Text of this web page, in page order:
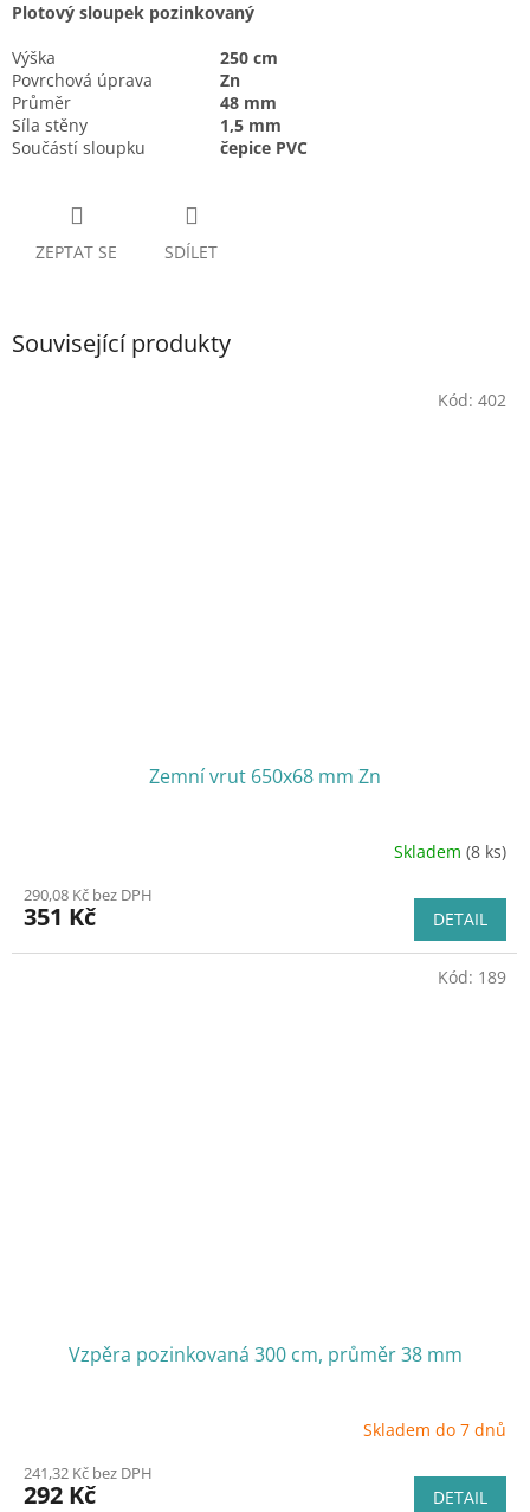
Plotový sloupek pozinkovaný
Výška
250 cm
Povrchová úprava
Zn
Průměr
48 mm
Síla stěny
1,5 mm
Součástí sloupku
čepice PVC
ZEPTAT SE SDÍLET
Související produkty
Zemní vrut 650x68 mm Zn
Skladem (8 ks)
290,08 Kč bez DPH
351 Kč DETAIL
Kód: 402
Vzpěra pozinkovaná 300 cm, průměr 38 mm
Skladem do 7 dnů
241,32 Kč bez DPH
292 Kč DETAIL
Kód: 189